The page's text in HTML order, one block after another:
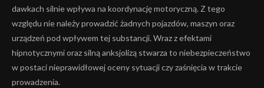
dawkach silnie wpływa na koordynację motoryczną. Z tego
względu nie należy prowadzić żadnych pojazdów, maszyn oraz
urządzeń pod wpływem tej substancji. Wraz z efektami
hipnotycznymi oraz silną anksjolizą stwarza to niebezpieczeństwo
w postaci nieprawidłowej oceny sytuacji czy zaśnięcia w trakcie
prowadzenia.